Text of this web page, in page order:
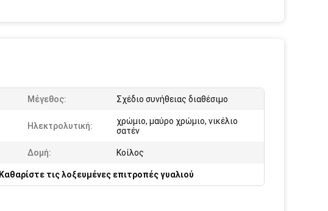
Μέγεθος: Σχέδιο συνήθειας διαθέσιμο
Ηλεκτρολυτική:
χρώμιο, μαύρο χρώμιο, νικέλιο
σατέν
Δομή: Κοίλος
Καθαρίστε τις λοξευμένες επιτροπές γυαλιού